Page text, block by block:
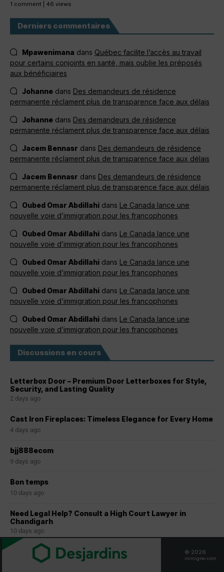
1 comment 46 views
Derniers commentaires
Mpawenimana dans Québec facilite l’accès au travail
pour certains conjoints en santé, mais oublie les préposés
aux bénéficiaires
Johanne dans Des demandeurs de résidence
permanente réclament plus de transparence face aux délais
Johanne dans Des demandeurs de résidence
permanente réclament plus de transparence face aux délais
Jacem Bennasr dans Des demandeurs de résidence
permanente réclament plus de transparence face aux délais
Jacem Bennasr dans Des demandeurs de résidence
permanente réclament plus de transparence face aux délais
Oubed Omar Abdillahi dans Le Canada lance une
nouvelle voie d’immigration pour les francophones
Oubed Omar Abdillahi dans Le Canada lance une
nouvelle voie d’immigration pour les francophones
Oubed Omar Abdillahi dans Le Canada lance une
nouvelle voie d’immigration pour les francophones
Oubed Omar Abdillahi dans Le Canada lance une
nouvelle voie d’immigration pour les francophones
Oubed Omar Abdillahi dans Le Canada lance une
nouvelle voie d’immigration pour les francophones
Discussions en cours
Letterbox Door – Premium Door Letterboxes for Style,
Security, and Lasting Quality
2 days ago
Cast Iron Fireplaces: Timeless Elegance for Every Home
4 days ago
bjj888ecom
9 days ago
Bon temps
10 days ago
Need Legal Help? Consult a High Court Lawyer in
Chandigarh
10 days ago
Séjour hors Québec avec RP obtenue via PEQ : risques et
conséquences ?
© 2026
immigrer.com